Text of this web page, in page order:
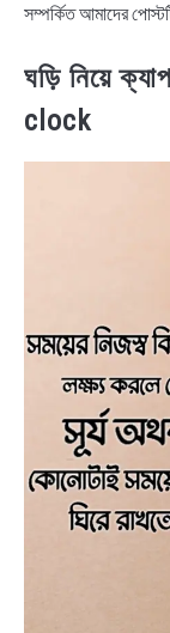
সম্পর্কিত আমাদের
ঘড়ি নিয়ে
clock